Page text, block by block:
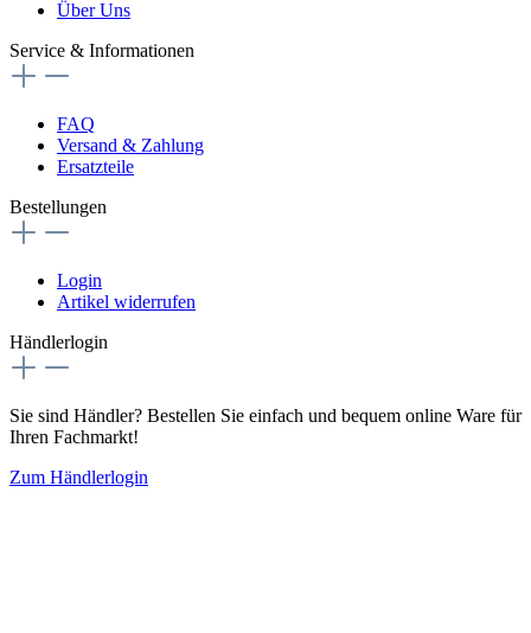
Über Uns
Service & Informationen
FAQ
Versand & Zahlung
Ersatzteile
Bestellungen
Login
Artikel widerrufen
Händlerlogin
Sie sind Händler? Bestellen Sie einfach und bequem online Ware für
Ihren Fachmarkt!
Zum Händlerlogin